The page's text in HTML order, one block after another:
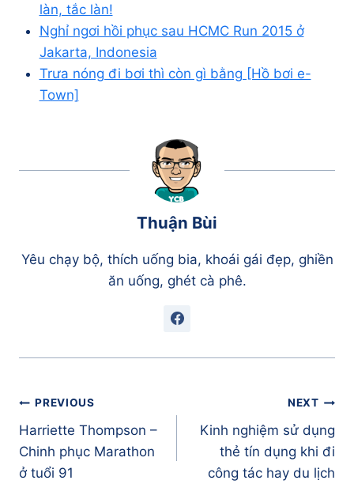
làn, tắc làn!
Nghỉ ngơi hồi phục sau HCMC Run 2015 ở
Jakarta, Indonesia
Trưa nóng đi bơi thì còn gì bằng [Hồ bơi e-
Town]
Thuận Bùi
Yêu chạy bộ, thích uống bia, khoái gái đẹp, ghiền
ăn uống, ghét cà phê.
Điều
hướng
bài
viết
PREVIOUS
Harriette Thompson –
Chinh phục Marathon
ở tuổi 91
NEXT
Kinh nghiệm sử dụng
thẻ tín dụng khi đi
công tác hay du lịch